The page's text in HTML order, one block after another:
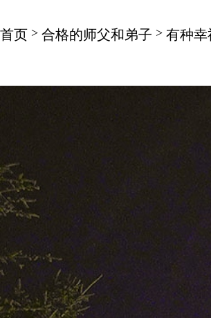
首页 > 合格的师父和弟子 > 有种幸